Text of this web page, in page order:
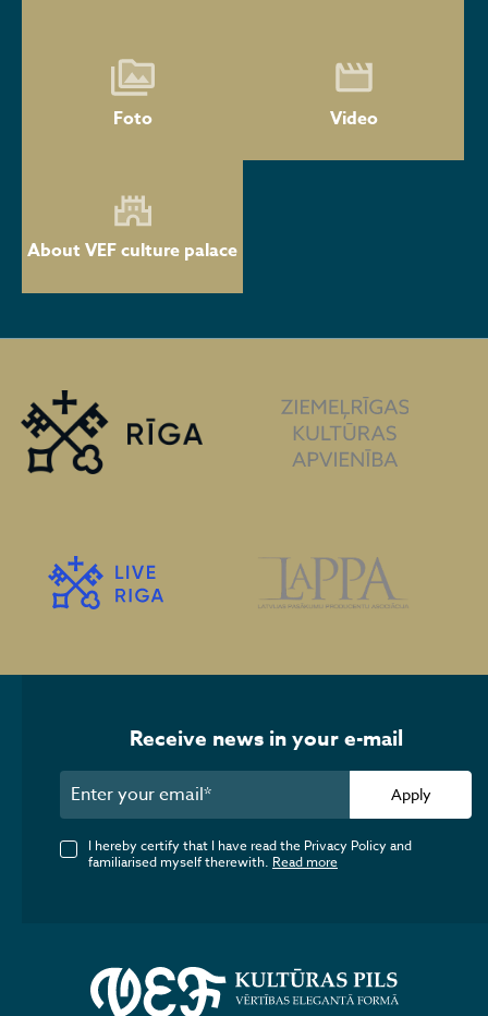
Foto Video
About VEF culture palace
Receive news in your e-mail
Apply
I hereby certify that I have read the Privacy Policy and
familiarised myself therewith. Read more